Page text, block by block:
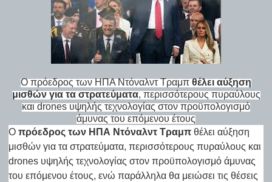
Ο πρόεδρος των ΗΠΑ Ντόναλντ Τραμπθέλει αύξηση
μισθών για τα στρατεύματα, περισσότερους πυραύλους
και drones υψηλής τεχνολογίας στον προϋπολογισμό
άμυνας του επόμενου έτους
Ο πρόεδρος των ΗΠΑ Ντόναλντ Τραμπ θέλει αύξηση
μισθών για τα στρατεύματα, περισσότερους πυραύλους και
drones υψηλής τεχνολογίας στον προϋπολογισμό άμυνας
του επόμενου έτους, ενώ παράλληλα θα μειώσει τις θέσεις